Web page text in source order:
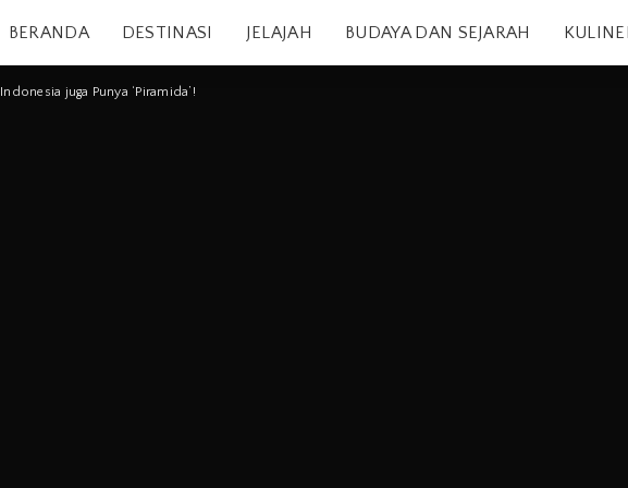
BERANDA DESTINASI JELAJAH BUDAYA DAN SEJARAH
Indonesia juga Punya ‘Piramida’!